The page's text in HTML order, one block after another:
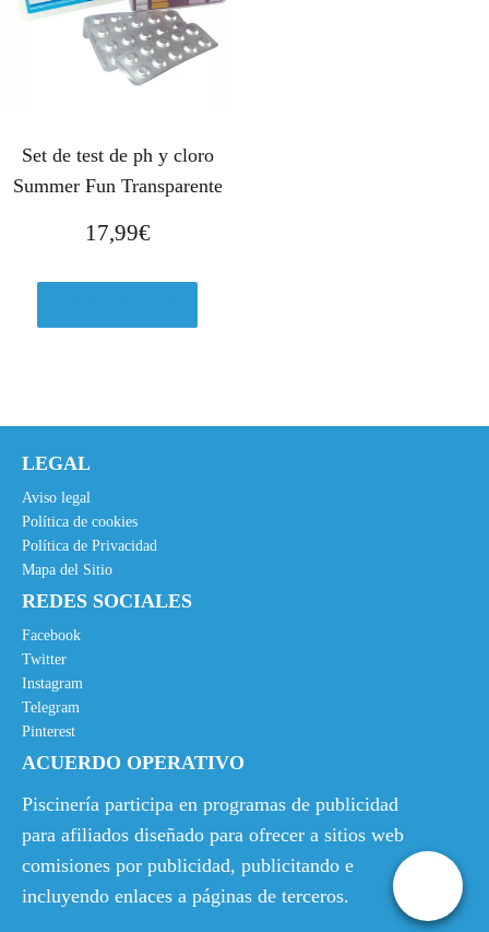
Set de test de ph y cloro
Summer Fun Transparente
17,99€
LEGAL
Aviso legal
Política de cookies
Política de Privacidad
Mapa del Sitio
REDES SOCIALES
Facebook
Twitter
Instagram
Telegram
Pinterest
ACUERDO OPERATIVO
Piscinería participa en programas de publicidad
para afiliados diseñado para ofrecer a sitios web
comisiones por publicidad, publicitando e
incluyendo enlaces a páginas de terceros.